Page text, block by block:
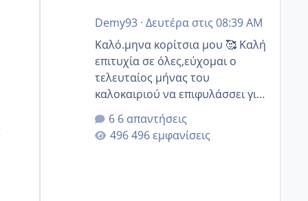
Demy93· Δευτέρα στις 08:39 AM
Καλό.μηνα κορίτσια μου 🥰 Καλή
επιτυχία σε όλες,εύχομαι ο
τελευταίος μήνας του
καλοκαιριού να επιφυλάσσει για
όλες σας την πιο όμορφη
έκπληξη 🧿 @Elk @Melikara86
@Παρασκευαιδου @Zenia z
6 απαντήσεις
496 εμφανίσεις